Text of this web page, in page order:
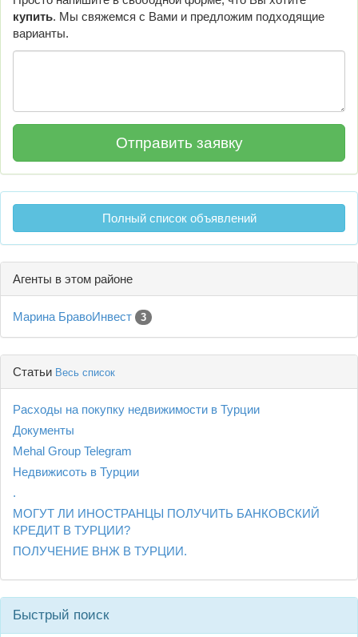
купить. Мы свяжемся с Вами и предложим подходящие
варианты.
Полный список объявлений
Агенты в этом районе
Марина БравоИнвест 3
Статьи Весь список
Расходы на покупку недвижимости в Турции
Документы
Mehal Group Telegram
Недвижисоть в Турции
.
МОГУТ ЛИ ИНОСТРАНЦЫ ПОЛУЧИТЬ БАНКОВСКИЙ
КРЕДИТ В ТУРЦИИ?
ПОЛУЧЕНИЕ ВНЖ В ТУРЦИИ.
Быстрый поиск